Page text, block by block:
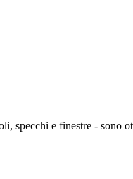
e finestre - sono